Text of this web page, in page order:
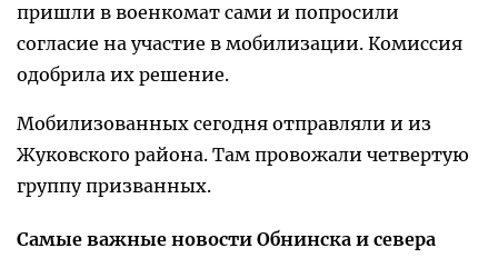
пришли в военкомат сами и попросили
согласие на участие в мобилизации. Комиссия
одобрила их решение.
Мобилизованных сегодня отправляли и из
Жуковского района. Там провожали четвертую
группу призванных.
Самые важные новости Обнинска и севера